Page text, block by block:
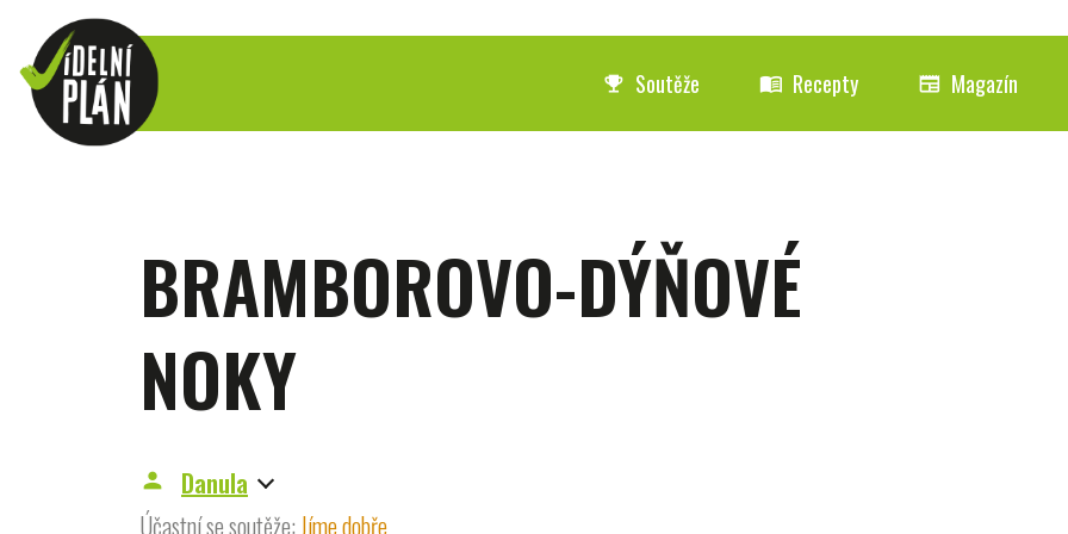
emoji_events Soutěže menu_book Recepty newspaper Magazín
BRAMBOROVO-DÝŇOVÉ
NOKY
person
Danula
Účastní se soutěže:Jíme dobře